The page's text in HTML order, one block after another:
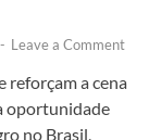
- Leave a Comment
reforçam a cena
oportunidade
no Brasil,